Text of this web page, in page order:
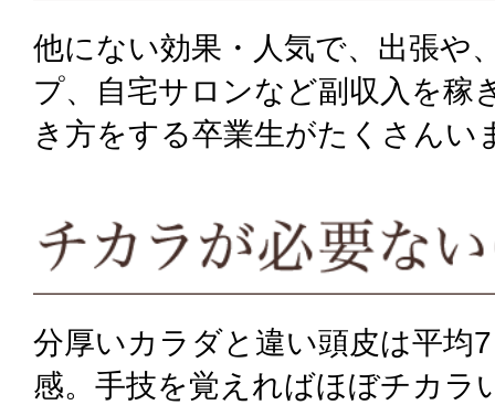
他にない効果・人気で、出張や
プ、自宅サロンなど副収入を稼
き方をする卒業生がたくさんい
分厚いカラダと違い頭皮は平均
感。手技を覚えればほぼチカラ